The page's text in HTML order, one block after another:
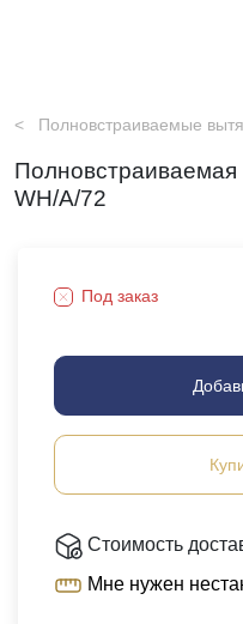
Полновстраиваемые
Полновстраиваемая
WH/A/72
Под заказ
Стоимость
Мне нужен